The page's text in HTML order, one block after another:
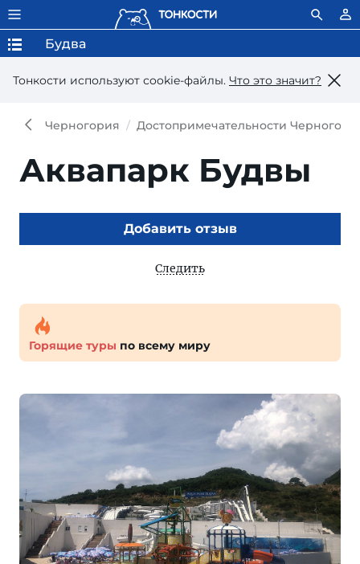
Тонкости используют сookie-файлы. Что это значит?
Будва
Черногория Достопримечательности
Аквапарк Будвы
Добавить отзыв
Следить
Горящие туры по всему миру